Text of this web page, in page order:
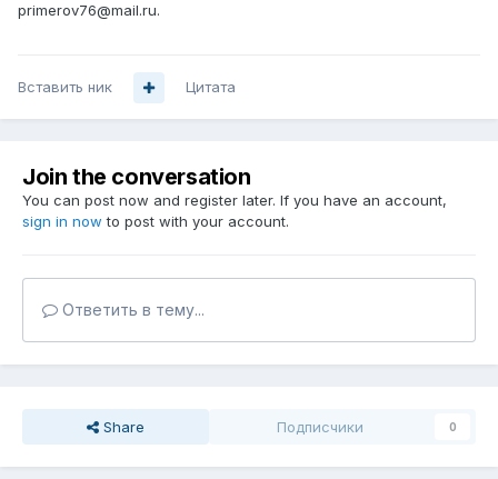
primerov76@mail.ru.
Вставить ник Цитата
Join the conversation
You can post now and register later. If you have an account,
sign in now to post with your account.
Ответить в тему...
Share Подписчики 0